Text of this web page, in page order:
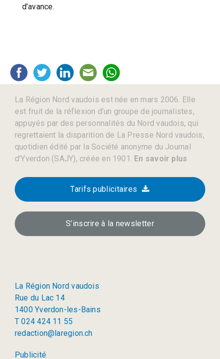
d’avance.
La Région Nord vaudois est née en mars 2006. Elle
est fruit de la réflexion d’un groupe de journalistes,
appuyés par des personnalités du Nord vaudois, qui
regrettaient la disparition de La Presse Nord vaudois,
quotidien édité par la Société anonyme du Journal
d’Yverdon (SAJY), créée en 1901. En savoir plus
Tarifs publicitaires
S’inscrire à la newsletter
La Région Nord vaudois
Rue du Lac 14
1400 Yverdon-les-Bains
T 024 424 11 55
redaction@laregion.ch
Publicité